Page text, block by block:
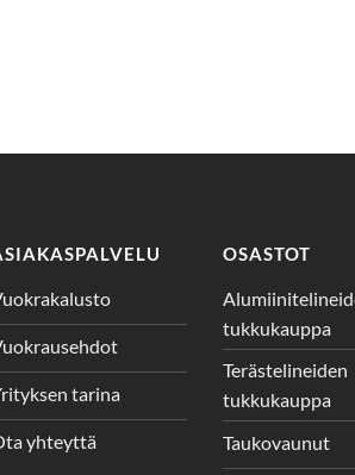
tarina
yhteyttä
OSASTOT
tukkukauppa
Terästelineiden
tukkukauppa
Taukovaunut